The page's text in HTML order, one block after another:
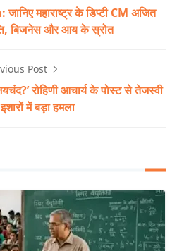
महाराष्ट्र के डिप्टी CM अजित
बिजनेस और आय के स्रोत
Post
रोहिणी आचार्य के पोस्ट से तेजस्वी
में बड़ा हमला